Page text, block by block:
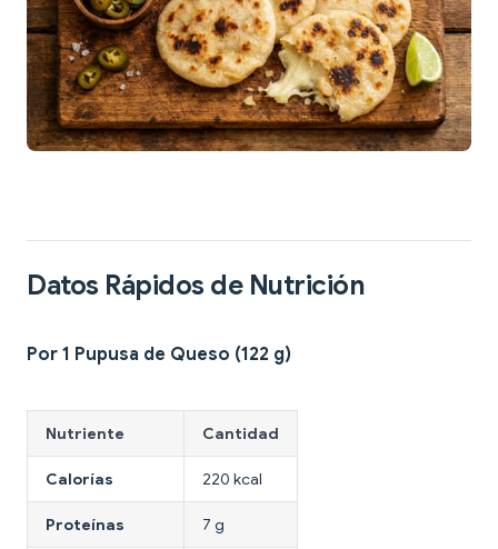
Datos Rápidos de Nutrición
Por 1 Pupusa de Queso (122 g)
Nutriente Cantidad
Calorías 220 kcal
Proteínas 7 g